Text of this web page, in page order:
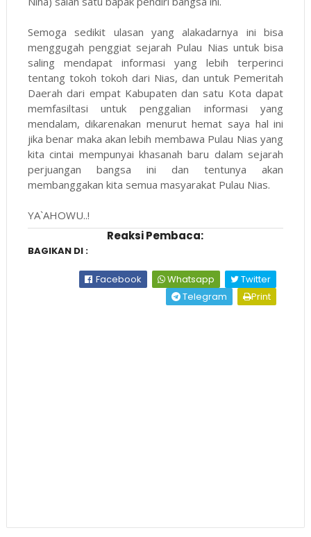
Semoga sedikit ulasan yang alakadarnya ini bisa
menggugah penggiat sejarah Pulau Nias untuk bisa
saling mendapat informasi yang lebih terperinci
tentang tokoh tokoh dari Nias, dan untuk Pemeritah
Daerah dari empat Kabupaten dan satu Kota dapat
memfasiltasi untuk penggalian informasi yang
mendalam, dikarenakan menurut hemat saya hal ini
jika benar maka akan lebih membawa Pulau Nias yang
kita cintai mempunyai khasanah baru dalam sejarah
perjuangan bangsa ini dan tentunya akan
membanggakan kita semua masyarakat Pulau Nias.
YA`AHOWU..!
Reaksi Pembaca:
BAGIKAN DI :
Facebook Whatsapp
Twitter
Telegram
Print